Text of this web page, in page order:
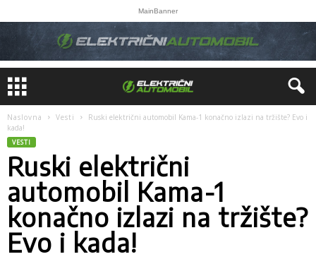
MainBanner
Naslovna Vesti
Ruski električni automobil Kama-1 konačno izlazi na tržište? Evo i
kada!
VESTI
Ruski električni
automobil Kama-1
konačno izlazi na tržište?
Evo i kada!